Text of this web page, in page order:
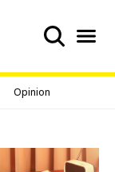
Opinion